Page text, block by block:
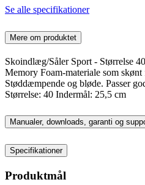
Se alle specifikationer
Mere om produktet
Skoindlæg/Såler Sport - Størrelse
Memory Foam-materiale som
Støddæmpende og bløde. Passer
Størrelse: 40 Indermål: 25,5 cm
Manualer, downloads, garanti og
Specifikationer
Produktmål